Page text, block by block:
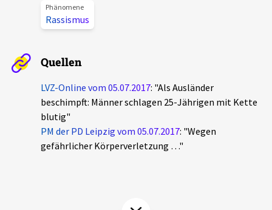
Veranstaltungen
Pressemitteilungen
Podcasts
Projektbeschreibung
Unterstützer_innen
chronik.LE in der Presse
Phänomene
Rassismus
Quellen
LVZ-Online vom 05.07.2017: "Als Ausländer
beschimpft: Männer schlagen 25-Jährigen mit Kette
blutig"
PM der PD Leipzig vom 05.07.2017: "Wegen
gefährlicher Körperverletzung …"